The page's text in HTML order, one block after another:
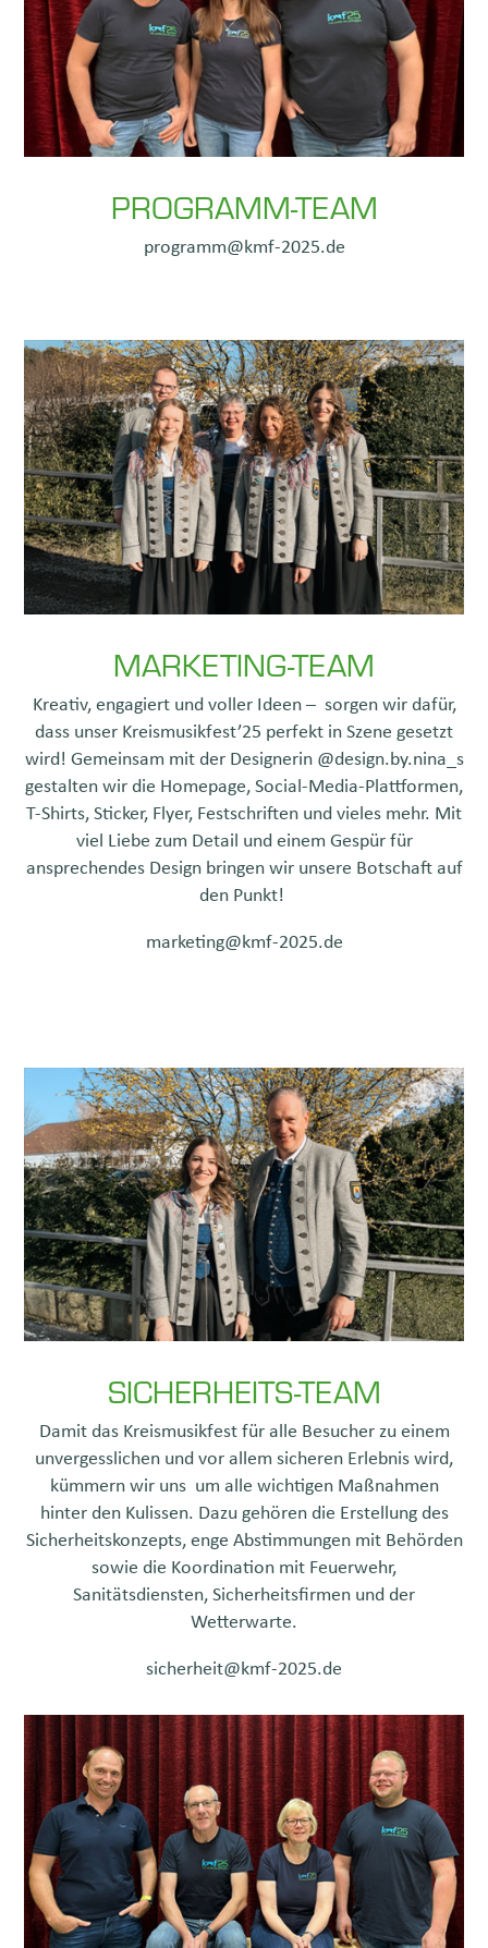
PROGRAMM-TEAM
programm@kmf-2025.de
MARKETING-TEAM
Kreativ, engagiert und voller Ideen – sorgen wir dafür,
dass unser Kreismusikfest’25 perfekt in Szene gesetzt
wird! Gemeinsam mit der Designerin @design.by.nina_s
gestalten wir die Homepage, Social-Media-Plattformen,
T-Shirts, Sticker, Flyer, Festschriften und vieles mehr. Mit
viel Liebe zum Detail und einem Gespür für
ansprechendes Design bringen wir unsere Botschaft auf
den Punkt!
marketing@kmf-2025.de
SICHERHEITS-TEAM
Damit das Kreismusikfest für alle Besucher zu einem
unvergesslichen und vor allem sicheren Erlebnis wird,
kümmern wir uns um alle wichtigen Maßnahmen
hinter den Kulissen. Dazu gehören die Erstellung des
Sicherheitskonzepts, enge Abstimmungen mit Behörden
sowie die Koordination mit Feuerwehr,
Sanitätsdiensten, Sicherheitsfirmen und der
Wetterwarte.
sicherheit@kmf-2025.de